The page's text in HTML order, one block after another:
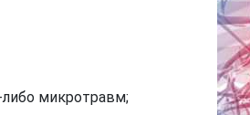
либо микротравм;